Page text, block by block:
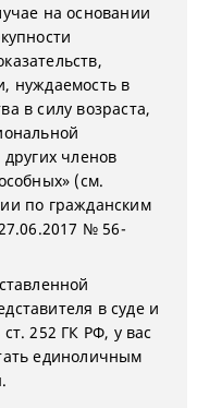
на основании
нуждаемость в
в силу возраста,
членов
(см.
по гражданским
№ 56-
в суде и
252 ГК РФ, у вас
единоличным